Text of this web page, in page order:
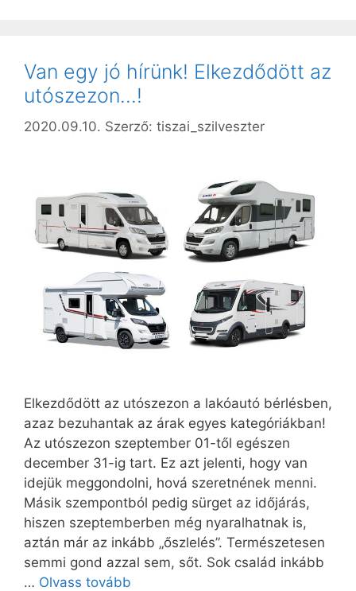
Van egy jó hírünk! Elkezdődött az
utószezon…!
2020.09.10. Szerző: tiszai_szilveszter
Elkezdődött az utószezon a lakóautó bérlésben,
azaz bezuhantak az árak egyes kategóriákban!
Az utószezon szeptember 01-től egészen
december 31-ig tart. Ez azt jelenti, hogy van
idejük meggondolni, hová szeretnének menni.
Másik szempontból pedig sürget az időjárás,
hiszen szeptemberben még nyaralhatnak is,
aztán már az inkább „őszlelés”. Természetesen
semmi gond azzal sem, sőt. Sok család inkább
… Olvass tovább